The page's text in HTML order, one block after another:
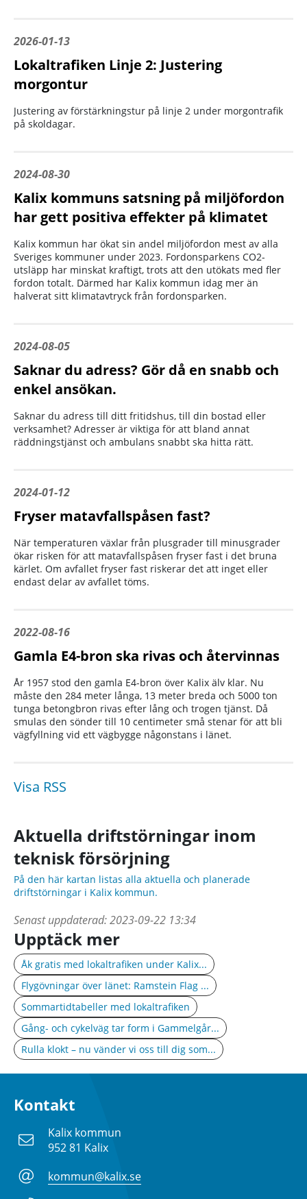
2026-01-13
Lokaltrafiken Linje 2: Justering
morgontur
Justering av förstärkningstur på linje 2 under morgontrafik
på skoldagar.
2024-08-30
Kalix kommuns satsning på miljöfordon
har gett positiva effekter på klimatet
Kalix kommun har ökat sin andel miljöfordon mest av alla
Sveriges kommuner under 2023. Fordonsparkens CO2-
utsläpp har minskat kraftigt, trots att den utökats med fler
fordon totalt. Därmed har Kalix kommun idag mer än
halverat sitt klimatavtryck från fordonsparken.
2024-08-05
Saknar du adress? Gör då en snabb och
enkel ansökan.
Saknar du adress till ditt fritidshus, till din bostad eller
verksamhet? Adresser är viktiga för att bland annat
räddningstjänst och ambulans snabbt ska hitta rätt.
2024-01-12
Fryser matavfallspåsen fast?
När temperaturen växlar från plusgrader till minusgrader
ökar risken för att matavfallspåsen fryser fast i det bruna
kärlet. Om avfallet fryser fast riskerar det att inget eller
endast delar av avfallet töms.
2022-08-16
Gamla E4-bron ska rivas och återvinnas
År 1957 stod den gamla E4-bron över Kalix älv klar. Nu
måste den 284 meter långa, 13 meter breda och 5000 ton
tunga betongbron rivas efter lång och trogen tjänst. Då
smulas den sönder till 10 centimeter små stenar för att bli
vägfyllning vid ett vägbygge någonstans i länet.
Visa RSS
Aktuella driftstörningar inom
teknisk försörjning
På den här kartan listas alla aktuella och planerade
driftstörningar i Kalix kommun.
Senast uppdaterad:2023-09-22 13:34
Upptäck mer
Åk gratis med lokaltrafiken under Kalix...
Flygövningar över länet: Ramstein Flag ...
Sommartidtabeller med lokaltrafiken
Gång- och cykelväg tar form i Gammelgår...
Rulla klokt – nu vänder vi oss till dig som...
Kontakt
Kalix kommun
952 81 Kalix
kommun@kalix.se